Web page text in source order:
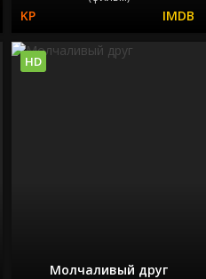
Молчаливый друг
HD